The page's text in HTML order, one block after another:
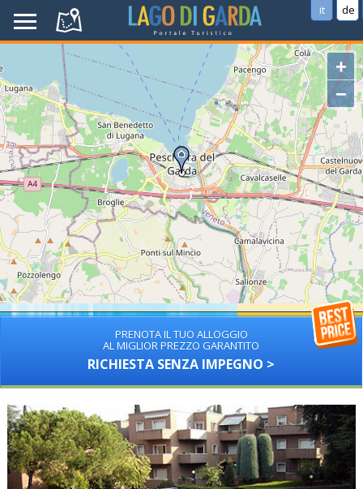
it de
+
−
PRENOTA IL TUO ALLOGGIO
AL MIGLIOR PREZZO GARANTITO
RICHIESTA SENZA IMPEGNO >